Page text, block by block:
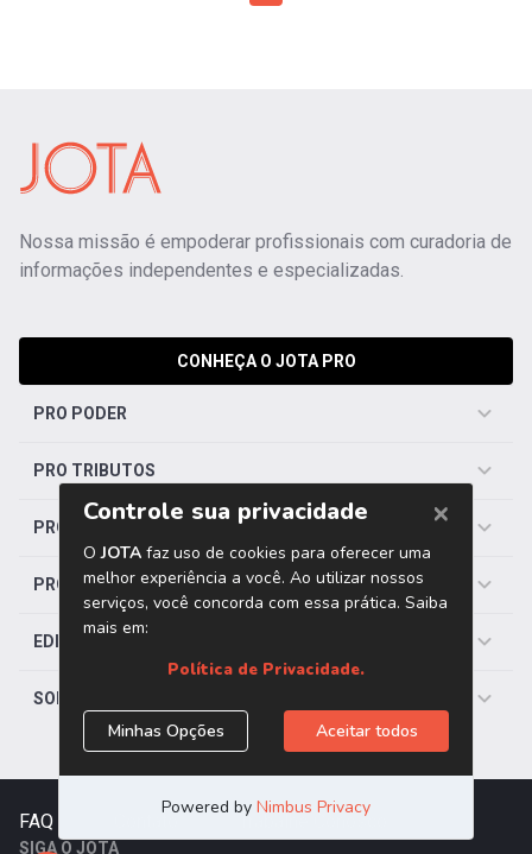
Nossa missão é empoderar profissionais com curadoria de
informações independentes e especializadas.
CONHEÇA O JOTA PRO
PRO PODER
PRO TRIBUTOS
PRO TRABALHISTA
PRO SAÚDE
EDITORIAS
SOBRE O JOTA
FAQ Trabalhe Conosco
SIGA O JOTA